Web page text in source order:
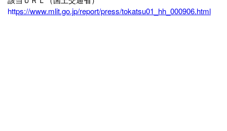
https://www.mlit.go.jp/report/press/tokatsu01_hh_000906.html